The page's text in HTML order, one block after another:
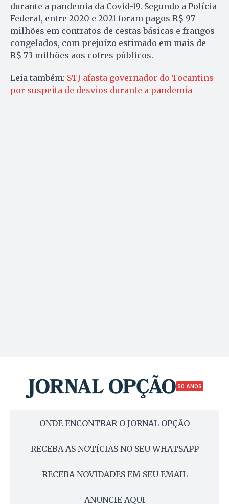
durante a pandemia da Covid-19. Segundo a Polícia
Federal, entre 2020 e 2021 foram pagos R$ 97
milhões em contratos de cestas básicas e frangos
congelados, com prejuízo estimado em mais de
R$ 73 milhões aos cofres públicos.
Leia também: STJ afasta governador do Tocantins
por suspeita de desvios durante a pandemia
50 ANOS
ONDE ENCONTRAR O JORNAL OPÇÃO
RECEBA AS NOTÍCIAS NO SEU WHATSAPP
RECEBA NOVIDADES EM SEU EMAIL
ANUNCIE AQUI